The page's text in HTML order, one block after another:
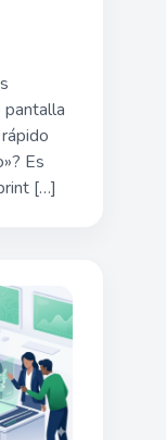
Es
[…]